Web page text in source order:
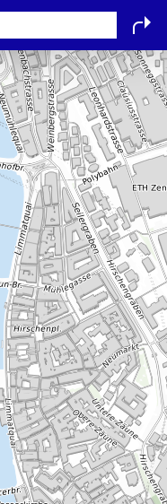
Stadtplan